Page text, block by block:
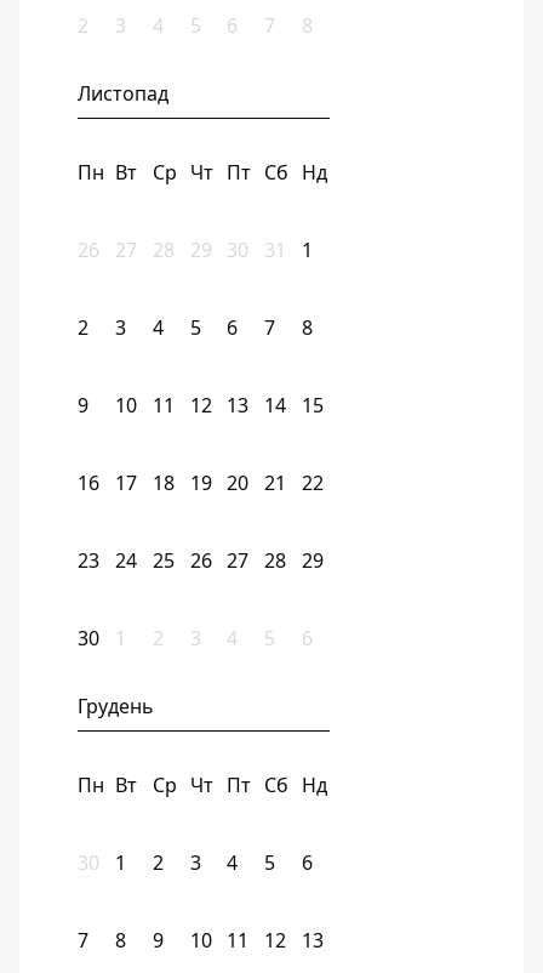
2 3 4 5 6 7 8
Листопад
Пн Вт Ср Чт Пт Сб Нд
26 27 28 29 30 31 1
2 3 4 5 6 7 8
9 10 11 12 13 14 15
16 17 18 19 20 21 22
23 24 25 26 27 28 29
30 1 2 3 4 5 6
Грудень
Пн Вт Ср Чт Пт Сб Нд
30 1 2 3 4 5 6
7 8 9 10 11 12 13